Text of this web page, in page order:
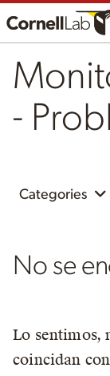
-
Categories
No se
Lo sentimos,
coincidan